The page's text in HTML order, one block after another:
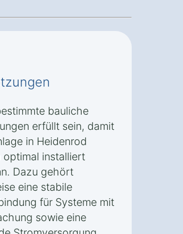
bauliche
erfüllt sein, damit
in Heidenrod
optimal installiert
Dazu gehört
eine stabile
für Systeme mit
sowie eine